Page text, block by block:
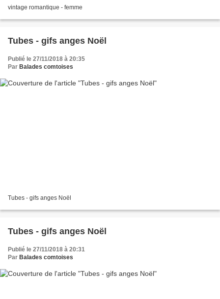
vintage romantique - femme
Tubes - gifs anges Noël
Publié le 27/11/2018 à 20:35
Par Balades comtoises
Tubes - gifs anges Noël
Tubes - gifs anges Noël
Publié le 27/11/2018 à 20:31
Par Balades comtoises